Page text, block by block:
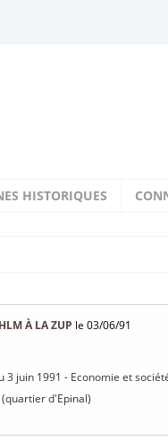
HISTORIQUES
À LA ZUP le 03/06/91
3 juin 1991 - Economie et
(quartier d'Epinal)